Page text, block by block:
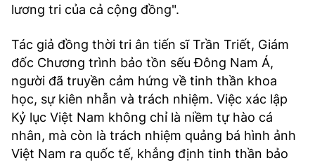
lương tri của cả cộng đồng".
Tác giả đồng thời tri ân tiến sĩ Trần Triết, Giám
đốc Chương trình bảo tồn sếu Đông Nam Á,
người đã truyền cảm hứng về tinh thần khoa
học, sự kiên nhẫn và trách nhiệm. Việc xác lập
Kỷ lục Việt Nam không chỉ là niềm tự hào cá
nhân, mà còn là trách nhiệm quảng bá hình ảnh
Việt Nam ra quốc tế, khẳng định tinh thần bảo